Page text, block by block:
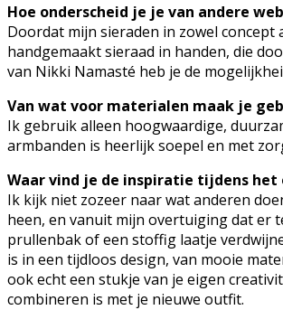
Hoe onderscheid je je van andere
Doordat mijn sieraden in zowel
handgemaakt sieraad in handen, die
van Nikki Namasté heb je de
Van wat voor materialen maak je
Ik gebruik alleen hoogwaardige,
armbanden is heerlijk soepel en met
Waar vind je de inspiratie tijdens het
Ik kijk niet zozeer naar wat anderen
heen, en vanuit mijn overtuiging dat er
prullenbak of een stoffig laatje
is in een tijdloos design, van mooie
ook echt een stukje van je eigen
combineren is met je nieuwe outfit.